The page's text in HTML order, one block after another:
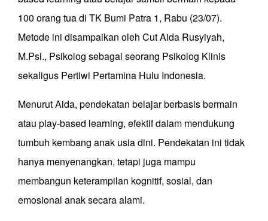
100 orang tua di TK Bumi Patra 1, Rabu (23/07).
Metode ini disampaikan oleh Cut Aida Rusyiyah,
M.Psi., Psikolog sebagai seorang Psikolog Klinis
sekaligus Pertiwi Pertamina Hulu Indonesia.
Menurut Aida, pendekatan belajar berbasis bermain
atau play-based learning, efektif dalam mendukung
tumbuh kembang anak usia dini. Pendekatan ini tidak
hanya menyenangkan, tetapi juga mampu
membangun keterampilan kognitif, sosial, dan
emosional anak secara alami.